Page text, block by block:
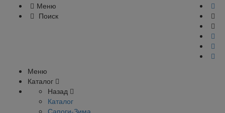
Меню
Поиск
Меню
Каталог
Назад
Каталог
Сапоги-Зима